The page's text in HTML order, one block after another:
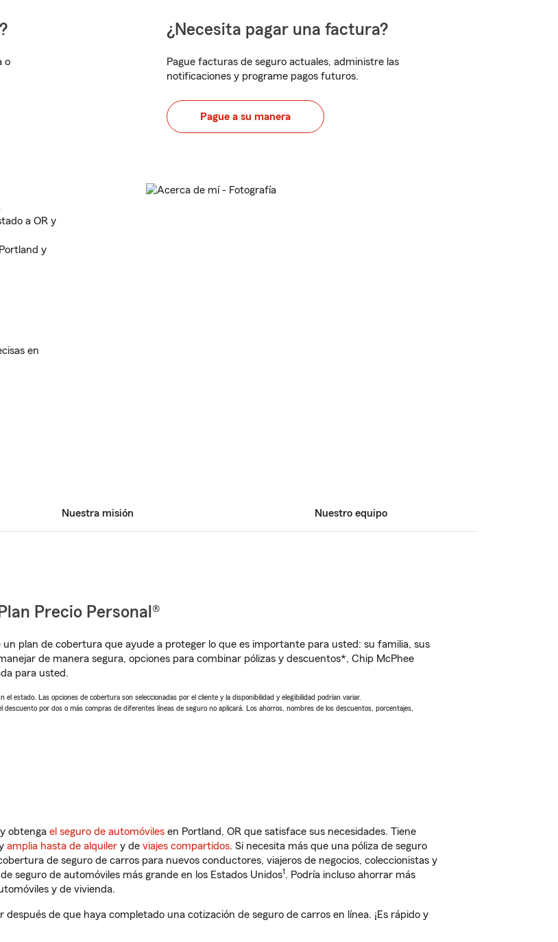
o
¿Necesita pagar una factura?
Pague facturas de seguro actuales, administre las
notificaciones y programe pagos futuros.
Pague a su manera
a OR y
y
en
Nuestra misión Nuestro equipo
Precio Personal®
plan de cobertura que ayude a proteger lo que es importante para usted: su familia, sus
de manera segura, opciones para combinar pólizas y descuentos*, Chip McPhee
para usted.
estado. Las opciones de cobertura son seleccionadas por el cliente y la disponibilidad y elegibilidad podrían variar.
por dos o más compras de diferentes líneas de seguro no aplicará. Los ahorros, nombres de los descuentos, porcentajes,
obtenga el seguro de automóviles en Portland, OR que satisface sus necesidades. Tiene
amplia hasta de alquiler y de viajes compartidos. Si necesita más que una póliza de seguro
de seguro de carros para nuevos conductores, viajeros de negocios, coleccionistas y
seguro de automóviles más grande en los Estados Unidos1. Podría incluso ahorrar más
y de vivienda.
de que haya completado una cotización de seguro de carros en línea. ¡Es rápido y